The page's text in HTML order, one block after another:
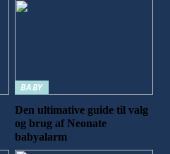
BABY
Den ultimative guide til valg
og brug af Neonate
babyalarm